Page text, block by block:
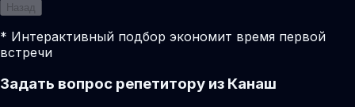
Назад
* Интерактивный подбор экономит время первой
встречи
Задать вопрос репетитору из Канаш